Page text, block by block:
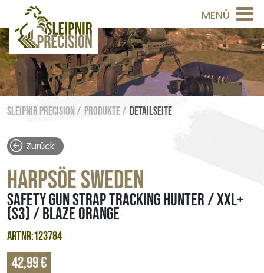
MENÜ
Sleipnir Precision / Produkte / Detailseite
Zurück
HARPSÖE SWEDEN
SAFETY GUN STRAP TRACKING HUNTER / XXL+
(S3) / BLAZE ORANGE
ARTNR:123784
42,99 €